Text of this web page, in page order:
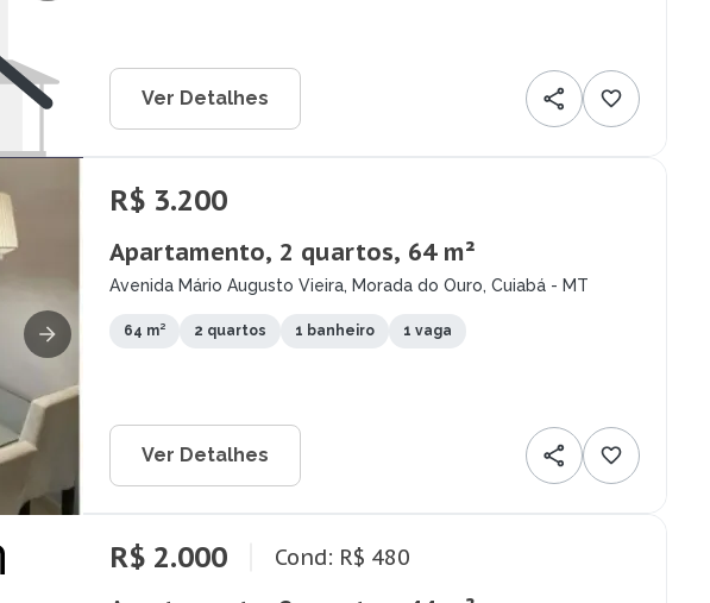
Ver Detalhes
R$ 3.200
Apartamento, 2 quartos, 64 m²
Avenida Mário Augusto Vieira, Morada do Ouro, Cuiabá - MT
64 m² 2 quartos 1 banheiro 1 vaga
Ver Detalhes
R$ 2.000 Cond: R$ 480